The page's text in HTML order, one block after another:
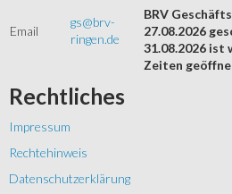
Email
gs@brv-
ringen.de
BRV
27.08.2026
31.08.2026 ist
Zeiten
Rechtliches
Impressum
Rechtehinweis
Datenschutzerklärung